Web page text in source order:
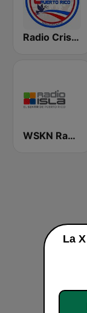
Radio Cristiana Puerto Rico
WSKN Radio Isla 1320 AM